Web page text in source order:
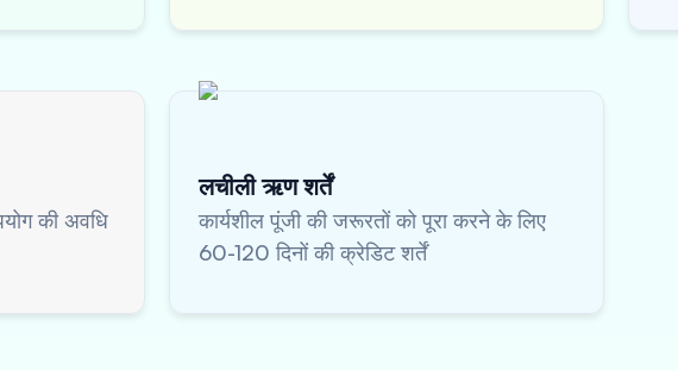
की अवधि
लचीली ऋण शर्तें
कार्यशील पूंजी की जरूरतों को पूरा करने के लिए
60-120 दिनों की क्रेडिट शर्तें